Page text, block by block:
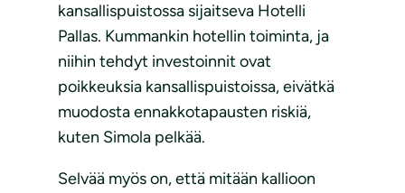
kansallispuistossa sijaitseva Hotelli
Pallas. Kummankin hotellin toiminta, ja
niihin tehdyt investoinnit ovat
poikkeuksia kansallispuistoissa, eivätkä
muodosta ennakkotapausten riskiä,
kuten Simola pelkää.
Selvää myös on, että mitään kallioon